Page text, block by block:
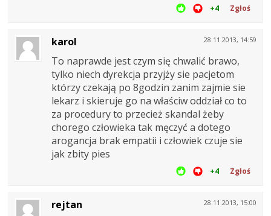
+4 Zgłoś
28.11.2013, 14:59
karol
To naprawde jest czym się chwalić brawo,
tylko niech dyrekcja przyjży sie pacjetom
którzy czekają po 8godzin zanim zajmie sie
lekarz i skieruje go na właściw oddział co to
za procedury to przecież skandal żeby
chorego człowieka tak męczyć a dotego
arogancja brak empatii i człowiek czuje sie
jak zbity pies
+4 Zgłoś
28.11.2013, 15:00
rejtan